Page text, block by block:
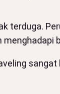
terduga.